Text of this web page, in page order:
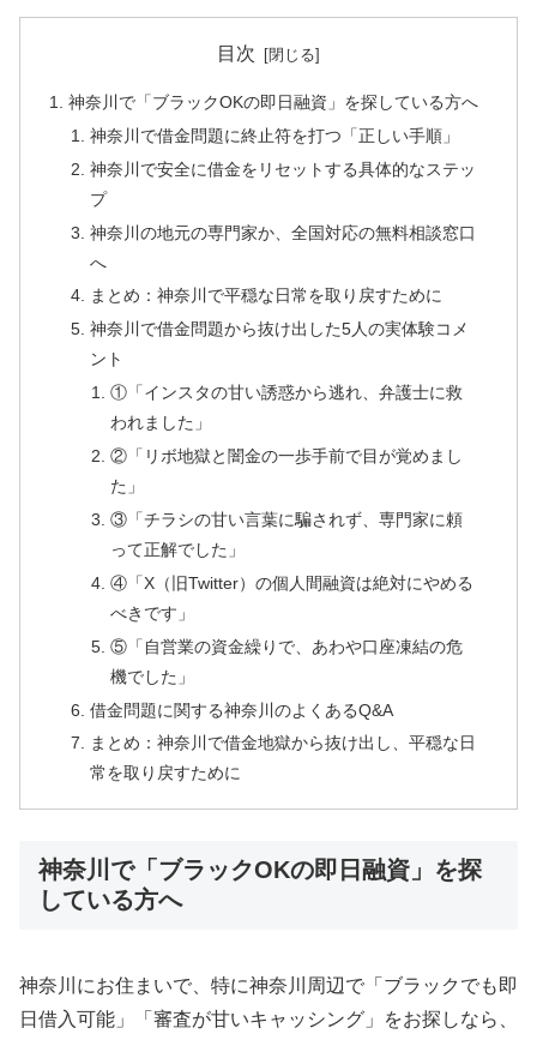
目次
神奈川で「ブラックOKの即日融資」を探している方へ
神奈川で借金問題に終止符を打つ「正しい手順」
神奈川で安全に借金をリセットする具体的なステッ
プ
神奈川の地元の専門家か、全国対応の無料相談窓口
へ
まとめ：神奈川で平穏な日常を取り戻すために
神奈川で借金問題から抜け出した5人の実体験コメ
ント
①「インスタの甘い誘惑から逃れ、弁護士に救
われました」
②「リボ地獄と闇金の一歩手前で目が覚めまし
た」
③「チラシの甘い言葉に騙されず、専門家に頼
って正解でした」
④「X（旧Twitter）の個人間融資は絶対にやめる
べきです」
⑤「自営業の資金繰りで、あわや口座凍結の危
機でした」
借金問題に関する神奈川のよくあるQ&A
まとめ：神奈川で借金地獄から抜け出し、平穏な日
常を取り戻すために
神奈川で「ブラックOKの即日融資」を探
している方へ
神奈川にお住まいで、特に神奈川周辺で「ブラックでも即
日借入可能」「審査が甘いキャッシング」をお探しなら、